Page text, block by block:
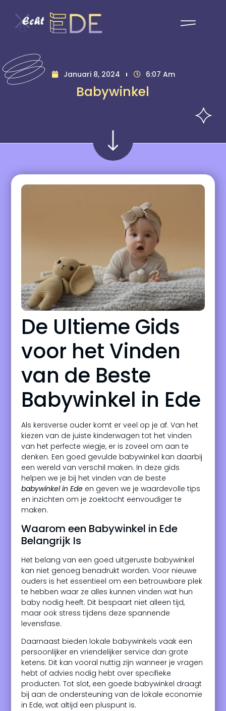
Januari 8, 2024 6:07 Am
Babywinkel
De Ultieme Gids
voor het Vinden
van de Beste
Babywinkel in Ede
Als kersverse ouder komt er veel op je af. Van het
kiezen van de juiste kinderwagen tot het vinden
van het perfecte wiegje, er is zoveel om aan te
denken. Een goed gevulde babywinkel kan daarbij
een wereld van verschil maken. In deze gids
helpen we je bij het vinden van de beste
babywinkel in Ede en geven we je waardevolle tips
en inzichten om je zoektocht eenvoudiger te
maken.
Waarom een Babywinkel in Ede
Belangrijk Is
Het belang van een goed uitgeruste babywinkel
kan niet genoeg benadrukt worden. Voor nieuwe
ouders is het essentieel om een betrouwbare plek
te hebben waar ze alles kunnen vinden wat hun
baby nodig heeft. Dit bespaart niet alleen tijd,
maar ook stress tijdens deze spannende
levensfase.
Daarnaast bieden lokale babywinkels vaak een
persoonlijker en vriendelijker service dan grote
ketens. Dit kan vooral nuttig zijn wanneer je vragen
hebt of advies nodig hebt over specifieke
producten. Tot slot, een goede babywinkel draagt
bij aan de ondersteuning van de lokale economie
in Ede, wat altijd een pluspunt is.